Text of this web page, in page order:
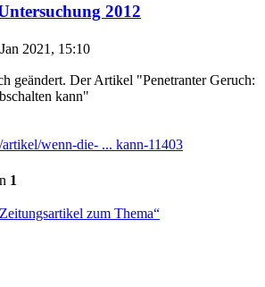
2012
2021, 15:10
geändert. Der Artikel "Penetranter Geruch:
kann"
wenn-die- ... kann-11403
1
zum Thema“